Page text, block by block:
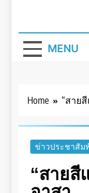
MENU
Home “สาย
ข่าวประชาสัม
“สายสี